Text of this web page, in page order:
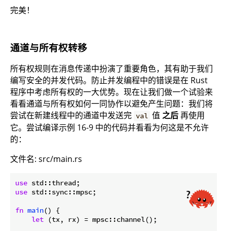
完美！
通道与所有权转移
所有权规则在消息传递中扮演了重要角色，其有助于我们
编写安全的并发代码。防止并发编程中的错误是在 Rust
程序中考虑所有权的一大优势。现在让我们做一个试验来
看看通道与所有权如何一同协作以避免产生问题：我们将
尝试在新建线程中的通道中发送完 val 值 之后再使用
它。尝试编译示例 16-9 中的代码并看看为何这是不允许
的：
文件名: src/main.rs
use
use std::sync::mpsc;
fn main() {
let (tx, rx) = mpsc::channel();